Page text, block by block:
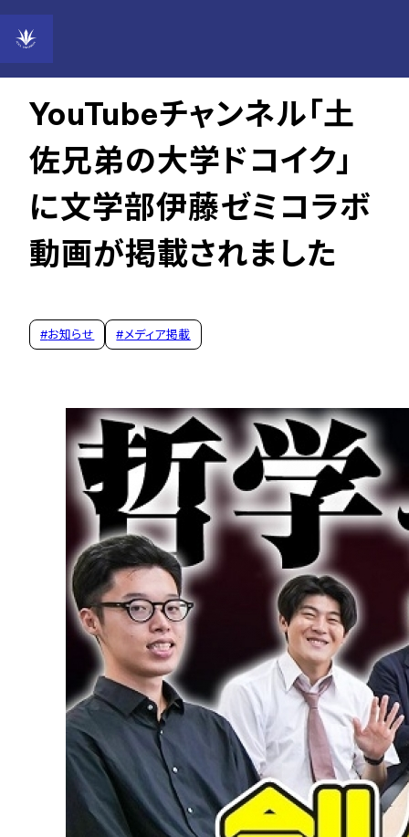
2023年10月30日
YouTubeチャンネル「土
佐兄弟の大学ドコイク」
に文学部伊藤ゼミコラボ
動画が掲載されました
#お知らせ #メディア掲載